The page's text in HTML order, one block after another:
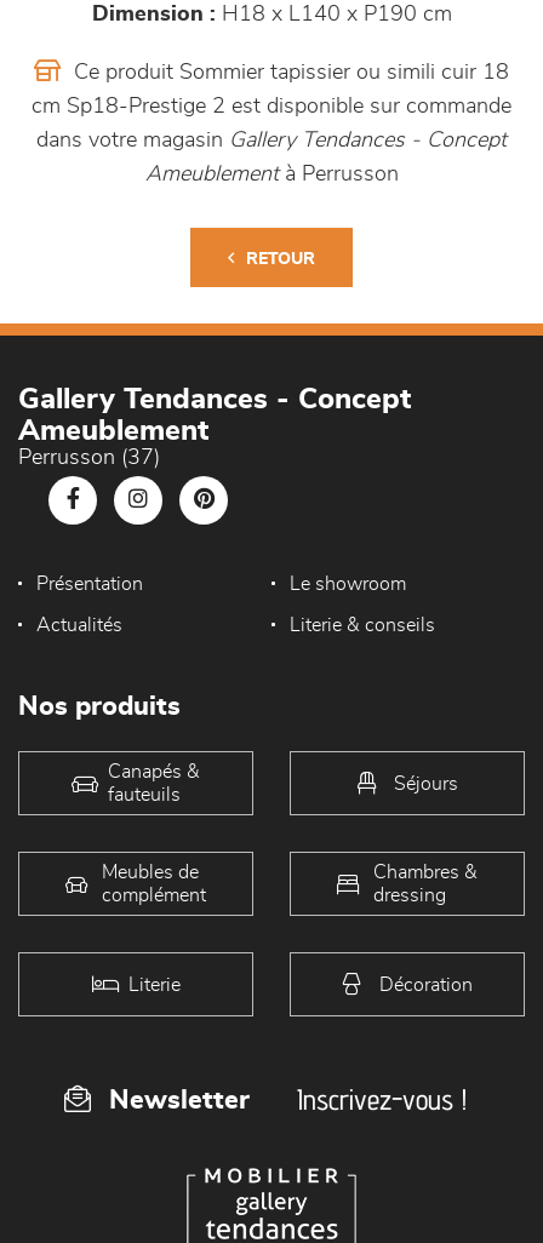
Dimension : H18 x L140 x P190 cm
Ce produit Sommier tapissier ou simili cuir 18
cm Sp18-Prestige 2 est disponible sur commande
dans votre magasin Gallery Tendances - Concept
Ameublement à Perrusson
RETOUR
Gallery Tendances - Concept
Ameublement
Perrusson (37)
Présentation Le showroom
Actualités Literie & conseils
Nos produits
Canapés &
fauteuils
Séjours
Meubles de
complément
Chambres &
dressing
Literie Décoration
Newsletter Inscrivez-vous !